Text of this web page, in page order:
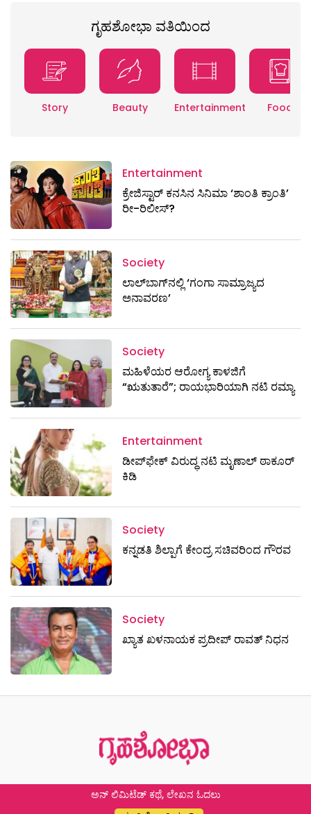
ಗೃಹಶೋಭಾ ವತಿಯಿಂದ
Story Beauty Entertainment Food
Entertainment
ಕ್ರೇಜಿಸ್ಟಾರ್ ಕನಸಿನ ಸಿನಿಮಾ ‘ಶಾಂತಿ ಕ್ರಾಂತಿ’
ರೀ-ರಿಲೀಸ್?
Society
ಲಾಲ್‌ಬಾಗ್‌ನಲ್ಲಿ ‘ಗಂಗಾ ಸಾಮ್ರಾಜ್ಯದ
ಅನಾವರಣ’
Society
ಮಹಿಳೆಯರ ಆರೋಗ್ಯ ಕಾಳಜಿಗೆ
“ಋತುತಾರೆ”; ರಾಯಭಾರಿಯಾಗಿ ನಟಿ ರಮ್ಯಾ
Entertainment
ಡೀಪ್‌ಫೇಕ್ ವಿರುದ್ಧ ನಟಿ ಮೃಣಾಲ್ ಠಾಕೂರ್
ಕಿಡಿ
Society
ಕನ್ನಡತಿ ಶಿಲ್ಪಾಗೆ ಕೇಂದ್ರ ಸಚಿವರಿಂದ ಗೌರವ
Society
ಖ್ಯಾತ ಖಳನಾಯಕ ಪ್ರದೀಪ್ ರಾವತ್‌ ನಿಧನ
ಅನ್ ಲಿಮಿಟೆಡ್ ಕಥೆ, ಲೇಖನ ಓದಲು